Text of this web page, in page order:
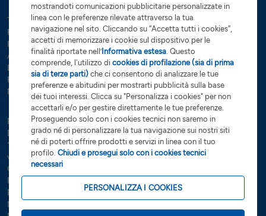
Tutte le condizioni Trasparenza Reclami e ricorsi
Rapporti dormienti
Dati Societari
Servizi di investimento
Preferenze cookies
Governance
Arbitro controversie finanziarie
Open Banking
Dichiarazione di accessibilità
Whistleblowing
Risoluzione bancaria
Sostenibilità (SFDR)
Glossario
Note Legali
FinecoBank S.p.A. - Sede legale 20131 Milano - P.zza Durante, 11 -
Direzione Generale 42123 Reggio Emilia Via Rivoluzione d’Ottobre,
16 - Capitale Sociale €201.923.898,99interamente sottoscritto e
versato - Banca iscritta all’Albo delle Banche e Capogruppo del
Gruppo Bancario FinecoBank – Albo dei Gruppi Bancari cod. 3015 -
P.Iva 12962340159 - Codice Fiscale e n. iscr. R.I. Milano-Monza-
Brianza-Lodi 01392970404 - R.E.A. n. 1598155 - Aderente al Fondo
Nazionale di Garanzia e al Fondo Interbancario di Tutela dei depositi.
mostrandoti comunicazioni pubblicitarie personalizzate in
linea con le preferenze rilevate attraverso la tua
navigazione nel sito. Cliccando su “Accetta tutti i cookies”,
accetti di memorizzare i cookie sul dispositivo per le
finalità riportate nell’Informativa estesa. Questo
comprende, l'utilizzo di cookies di profilazione (sia di prima
sia di terze parti)che ci consentono di analizzare le tue
preferenze e abitudini per mostrarti pubblicità sulla base
dei tuoi interessi. Clicca su "Personalizza i cookies" per non
accettarli e/o per gestire direttamente le tue preferenze.
Proseguendo solo con i cookies tecnici non saremo in
grado né di personalizzare la tua navigazione sui nostri siti
né di poterti offrire prodotti e servizi in linea con il tuo
profilo. Chiudi e prosegui solo con i cookies tecnici
necessari
PERSONALIZZA I COOKIES